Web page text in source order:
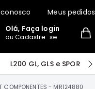
Meus pedidos
Olá, Faça login
ou Cadastre-se
L200 GL, GLS e SPORT
COMPONENTES - MR124880